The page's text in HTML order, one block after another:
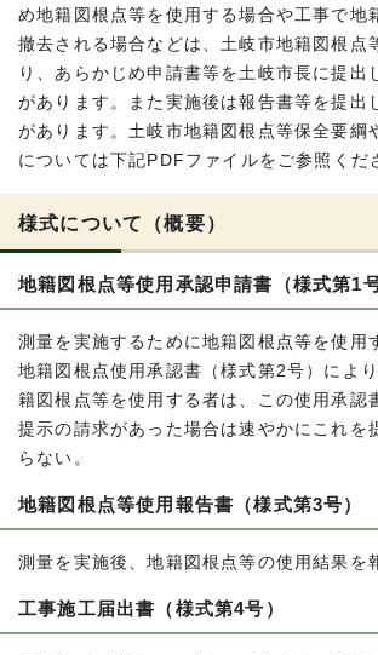
め地籍図根点等を使用する場合や工事で地
撤去される場合などは、土岐市地籍図根点
り、あらかじめ申請書等を土岐市長に提出
があります。また実施後は報告書等を提出
があります。土岐市地籍図根点等保全要綱
については下記PDFファイルをご参照くだ
様式について（概要）
地籍図根点等使用承認申請書（様式第1号
測量を実施するために地籍図根点等を使用
地籍図根点使用承認書（様式第2号）によ
籍図根点等を使用する者は、この使用承認
提示の請求があった場合は速やかにこれを
らない。
地籍図根点等使用報告書（様式第3号）
測量を実施後、地籍図根点等の使用結果を
工事施工届出書（様式第4号）